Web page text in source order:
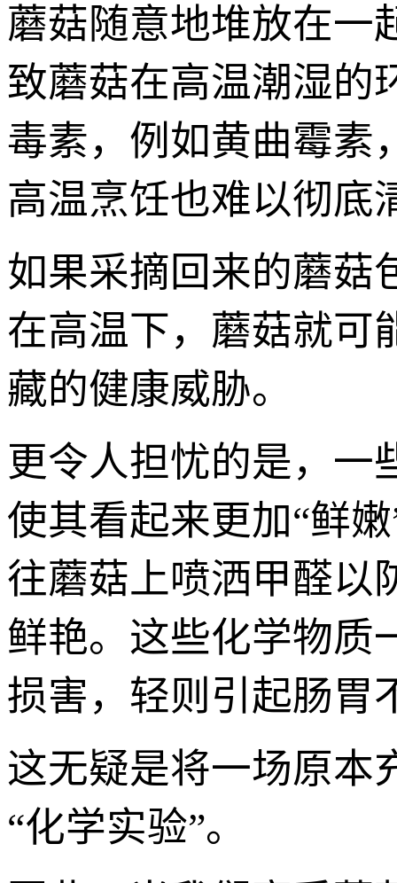
蘑菇随意地堆放在一
致蘑菇在高温潮湿的
毒素，例如黄曲霉素
高温烹饪也难以彻底
如果采摘回来的蘑菇
在高温下，蘑菇就可
藏的健康威胁。
更令人担忧的是，一
使其看起来更加“鲜
往蘑菇上喷洒甲醛以
鲜艳。这些化学物质
损害，轻则引起肠胃
这无疑是将一场原本
“化学实验”。